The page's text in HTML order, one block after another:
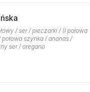
/ ser / pieczarki / (I połowa
szynka / ananas /
ser / oregano